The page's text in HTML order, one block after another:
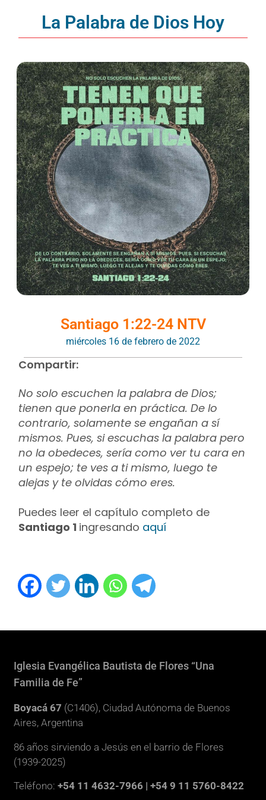
La Palabra de Dios Hoy
Santiago 1:22-24 NTV
miércoles 16 de febrero de 2022
Compartir:
No solo escuchen la palabra de Dios;
tienen que ponerla en práctica. De lo
contrario, solamente se engañan a sí
mismos. Pues, si escuchas la palabra pero
no la obedeces, sería como ver tu cara en
un espejo; te ves a ti mismo, luego te
alejas y te olvidas cómo eres.
Puedes leer el capítulo completo de
Santiago 1 ingresando aquí
Iglesia Evangélica Bautista de Flores “Una
Familia de Fe”
Boyacá 67 (C1406), Ciudad Autónoma de Buenos
Aires, Argentina
86 años sirviendo a Jesús en el barrio de Flores
(1939-2025)
Teléfono:+54 11 4632-7966 | +54 9 11 5760-8422